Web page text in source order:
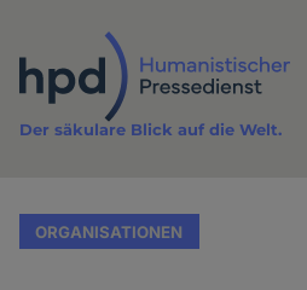
Inhalt
Der säkulare Blick auf die Welt.
ORGANISATIONEN